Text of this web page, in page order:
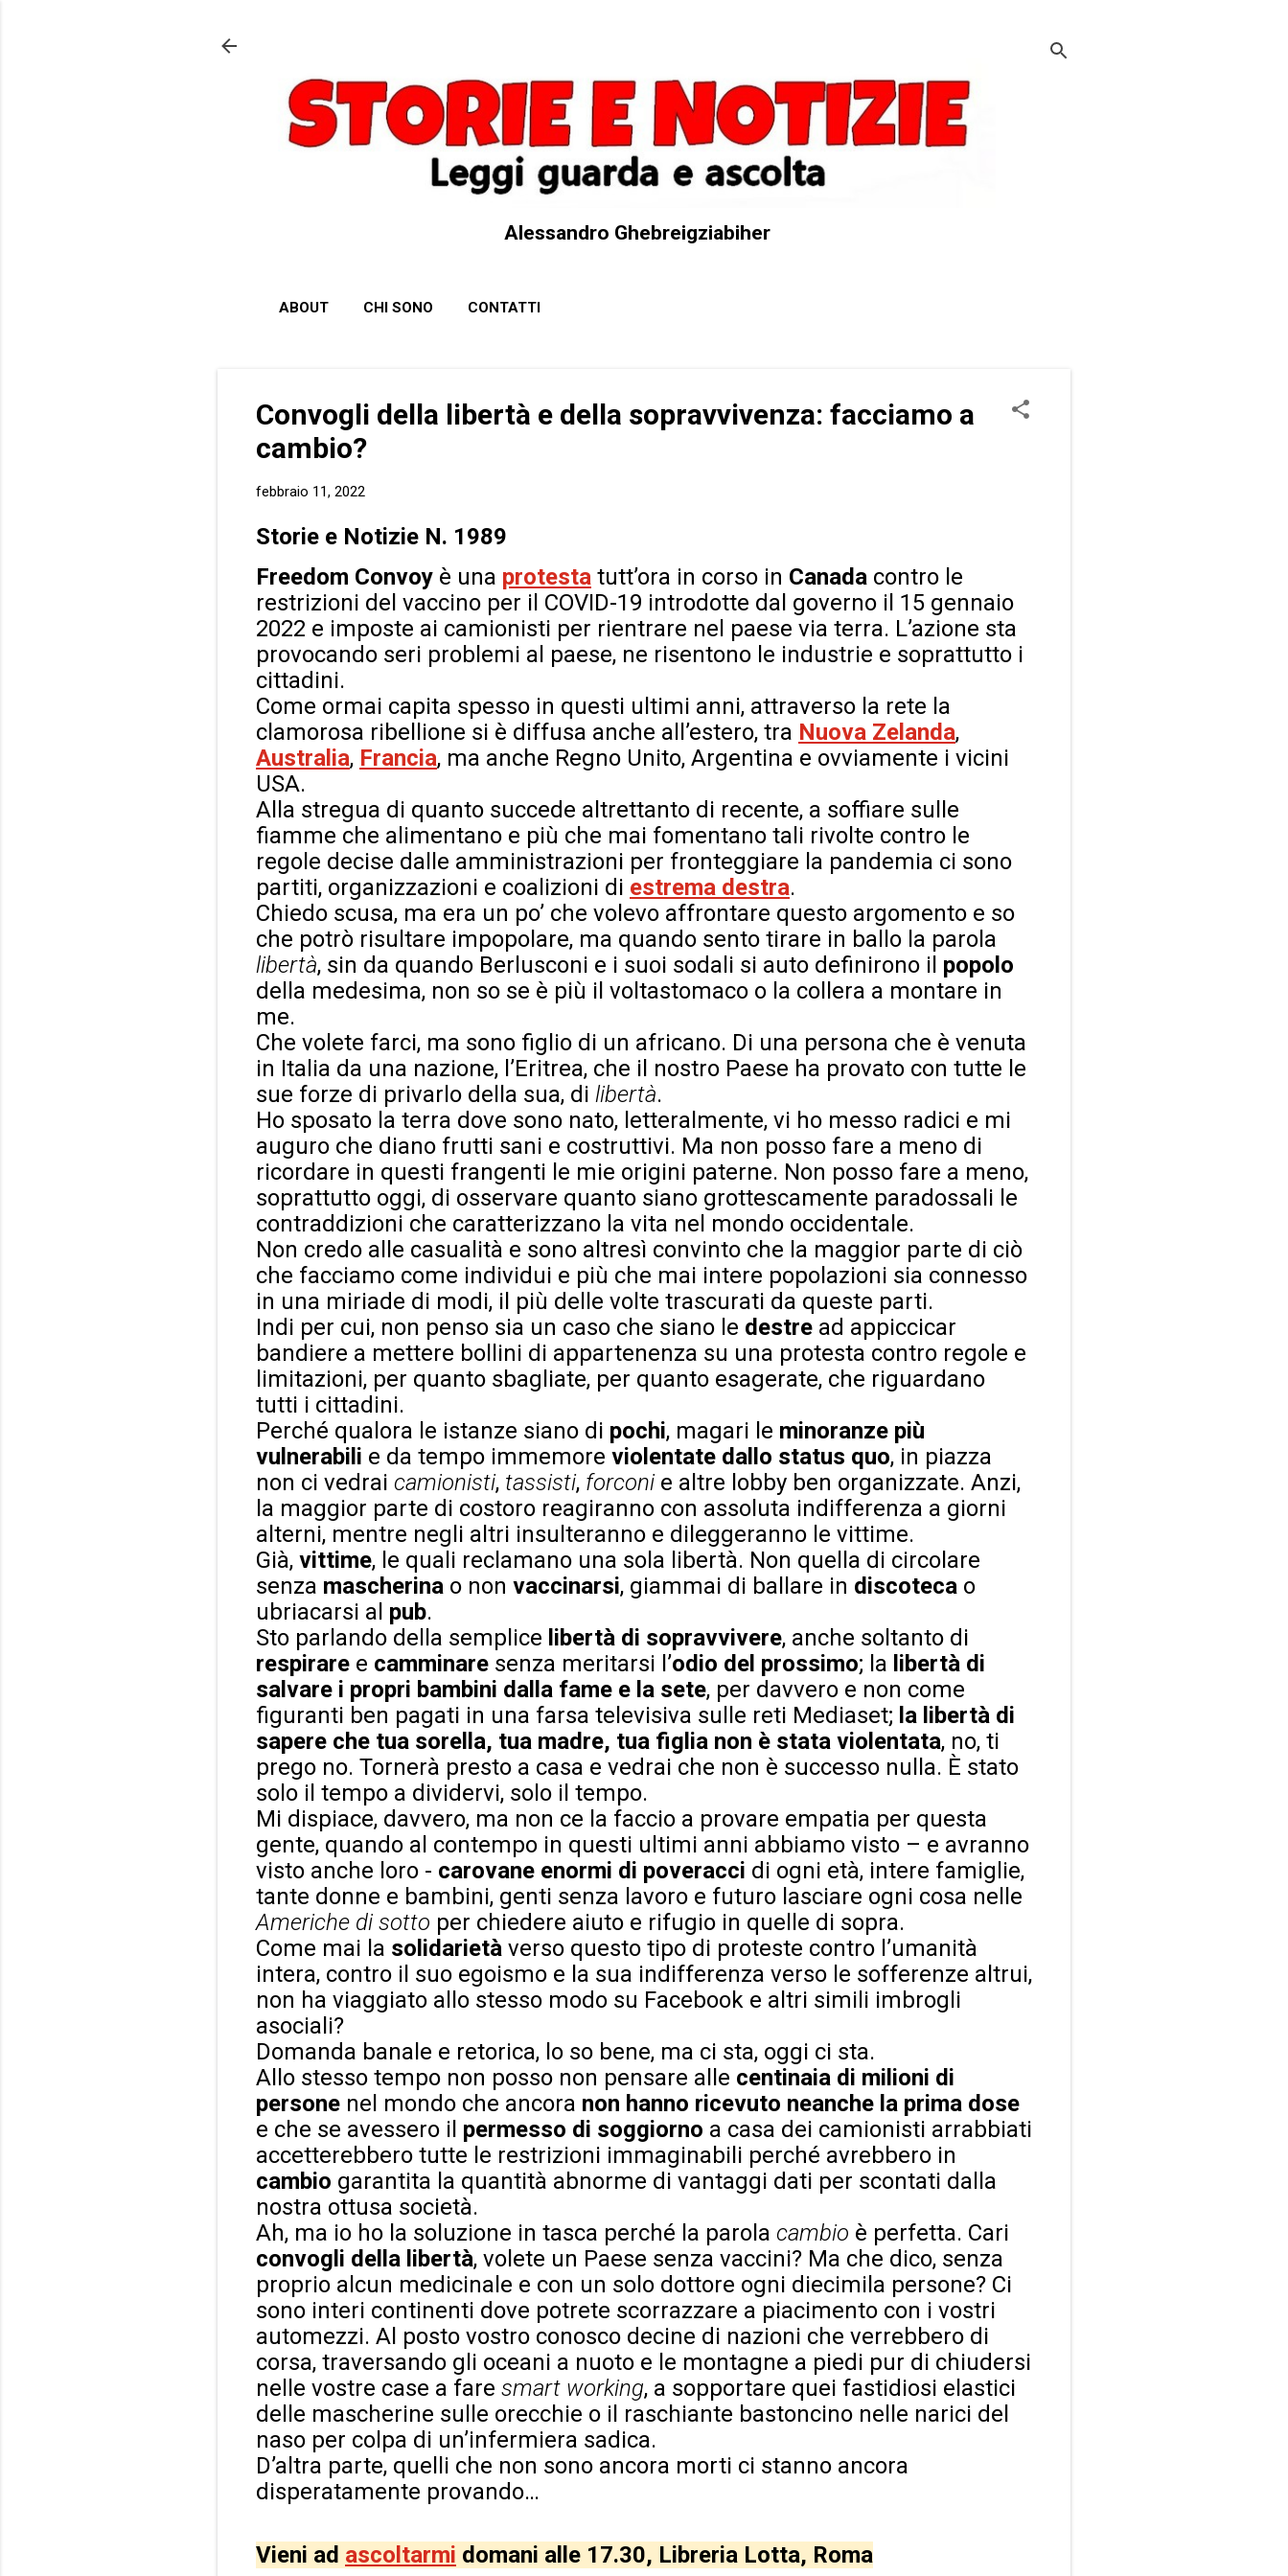
Alessandro Ghebreigziabiher
ABOUT CHI SONO CONTATTI
Convogli della libertà e della sopravvivenza: facciamo a
cambio?
febbraio 11, 2022
Storie e Notizie N. 1989
Freedom Convoy è una protesta tutt’ora in corso in Canada contro le
restrizioni del vaccino per il COVID-19 introdotte dal governo il 15 gennaio
2022 e imposte ai camionisti per rientrare nel paese via terra. L’azione sta
provocando seri problemi al paese, ne risentono le industrie e soprattutto i
cittadini.
Come ormai capita spesso in questi ultimi anni, attraverso la rete la
clamorosa ribellione si è diffusa anche all’estero, tra Nuova Zelanda,
Australia, Francia, ma anche Regno Unito, Argentina e ovviamente i vicini
USA.
Alla stregua di quanto succede altrettanto di recente, a soffiare sulle
fiamme che alimentano e più che mai fomentano tali rivolte contro le
regole decise dalle amministrazioni per fronteggiare la pandemia ci sono
partiti, organizzazioni e coalizioni di estrema destra.
Chiedo scusa, ma era un po’ che volevo affrontare questo argomento e so
che potrò risultare impopolare, ma quando sento tirare in ballo la parola
libertà, sin da quando Berlusconi e i suoi sodali si auto definirono il popolo
della medesima, non so se è più il voltastomaco o la collera a montare in
me.
Che volete farci, ma sono figlio di un africano. Di una persona che è venuta
in Italia da una nazione, l’Eritrea, che il nostro Paese ha provato con tutte le
sue forze di privarlo della sua, di libertà.
Ho sposato la terra dove sono nato, letteralmente, vi ho messo radici e mi
auguro che diano frutti sani e costruttivi. Ma non posso fare a meno di
ricordare in questi frangenti le mie origini paterne. Non posso fare a meno,
soprattutto oggi, di osservare quanto siano grottescamente paradossali le
contraddizioni che caratterizzano la vita nel mondo occidentale.
Non credo alle casualità e sono altresì convinto che la maggior parte di ciò
che facciamo come individui e più che mai intere popolazioni sia connesso
in una miriade di modi, il più delle volte trascurati da queste parti.
Indi per cui, non penso sia un caso che siano le destre ad appiccicar
bandiere a mettere bollini di appartenenza su una protesta contro regole e
limitazioni, per quanto sbagliate, per quanto esagerate, che riguardano
tutti i cittadini.
Perché qualora le istanze siano di pochi, magari le minoranze più
vulnerabili e da tempo immemore violentate dallo status quo, in piazza
non ci vedrai camionisti, tassisti, forconi e altre lobby ben organizzate. Anzi,
la maggior parte di costoro reagiranno con assoluta indifferenza a giorni
alterni, mentre negli altri insulteranno e dileggeranno le vittime.
Già, vittime, le quali reclamano una sola libertà. Non quella di circolare
senza mascherina o non vaccinarsi, giammai di ballare in discoteca o
ubriacarsi al pub.
Sto parlando della semplice libertà di sopravvivere, anche soltanto di
respirare e camminare senza meritarsi l’odio del prossimo; la libertà di
salvare i propri bambini dalla fame e la sete, per davvero e non come
figuranti ben pagati in una farsa televisiva sulle reti Mediaset; la libertà di
sapere che tua sorella, tua madre, tua figlia non è stata violentata, no, ti
prego no. Tornerà presto a casa e vedrai che non è successo nulla. È stato
solo il tempo a dividervi, solo il tempo.
Mi dispiace, davvero, ma non ce la faccio a provare empatia per questa
gente, quando al contempo in questi ultimi anni abbiamo visto – e avranno
visto anche loro - carovane enormi di poveracci di ogni età, intere famiglie,
tante donne e bambini, genti senza lavoro e futuro lasciare ogni cosa nelle
Americhe di sotto per chiedere aiuto e rifugio in quelle di sopra.
Come mai la solidarietà verso questo tipo di proteste contro l’umanità
intera, contro il suo egoismo e la sua indifferenza verso le sofferenze altrui,
non ha viaggiato allo stesso modo su Facebook e altri simili imbrogli
asociali?
Domanda banale e retorica, lo so bene, ma ci sta, oggi ci sta.
Allo stesso tempo non posso non pensare alle centinaia di milioni di
persone nel mondo che ancora non hanno ricevuto neanche la prima dose
e che se avessero il permesso di soggiorno a casa dei camionisti arrabbiati
accetterebbero tutte le restrizioni immaginabili perché avrebbero in
cambio garantita la quantità abnorme di vantaggi dati per scontati dalla
nostra ottusa società.
Ah, ma io ho la soluzione in tasca perché la parola cambio è perfetta. Cari
convogli della libertà, volete un Paese senza vaccini? Ma che dico, senza
proprio alcun medicinale e con un solo dottore ogni diecimila persone? Ci
sono interi continenti dove potrete scorrazzare a piacimento con i vostri
automezzi. Al posto vostro conosco decine di nazioni che verrebbero di
corsa, traversando gli oceani a nuoto e le montagne a piedi pur di chiudersi
nelle vostre case a fare smart working, a sopportare quei fastidiosi elastici
delle mascherine sulle orecchie o il raschiante bastoncino nelle narici del
naso per colpa di un’infermiera sadica.
D’altra parte, quelli che non sono ancora morti ci stanno ancora
disperatamente provando…
Vieni ad ascoltarmi domani alle 17.30, Libreria Lotta, Roma